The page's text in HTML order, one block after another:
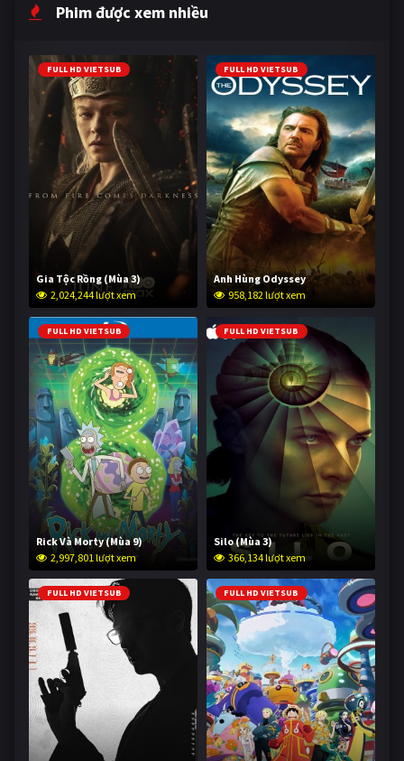
Phim được xem nhiều
FULL HD VIETSUB
Gia Tộc Rồng (Mùa 3)
2,024,244 lượt xem
FULL HD VIETSUB
Anh Hùng Odyssey
958,182 lượt xem
FULL HD VIETSUB
Rick Và Morty (Mùa 9)
2,997,801 lượt xem
FULL HD VIETSUB
Silo (Mùa 3)
366,134 lượt xem
FULL HD VIETSUB FULL HD VIETSUB